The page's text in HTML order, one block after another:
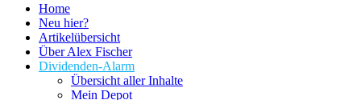
Home
Neu hier?
Artikelübersicht
Über Alex Fischer
Dividenden-Alarm
Übersicht aller Inhalte
Mein Depot